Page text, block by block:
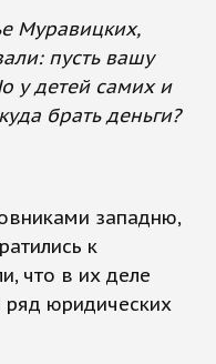
Муравицких,
пусть вашу
у детей самих и
брать деньги?
западню,
к
что в их деле
юридических